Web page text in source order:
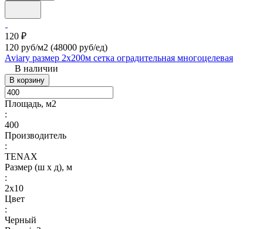
120 ₽
120 руб/м2 (48000 руб/eд)
Aviary размер 2х200м сетка оградительная многоцелевая
В наличии
В корзину
Площадь, м2
:
400
Производитель
:
TENAX
Размер (ш х д), м
:
2х10
Цвет
:
Черный